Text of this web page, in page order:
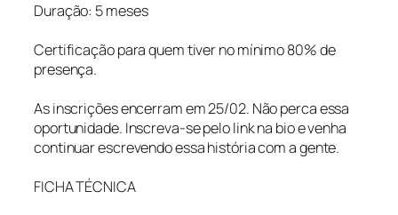
Duração: 5 meses
Certificação para quem tiver no mínimo 80% de
presença.
As inscrições encerram em 25/02. Não perca essa
oportunidade. Inscreva-se pelo link na bio e venha
continuar escrevendo essa história com a gente.
FICHA TÉCNICA